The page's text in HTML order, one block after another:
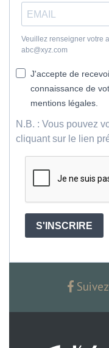
Veuillez renseigner votre
abc@xyz.com
J'accepte de
connaissance de
mentions légales.
N.B. : Vous pouvez
cliquant sur le lien
S'INSCRIRE